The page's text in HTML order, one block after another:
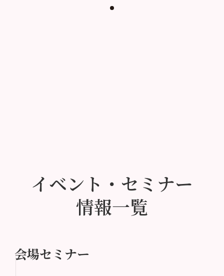
イベント・セミナー
情報一覧
会場セミナー